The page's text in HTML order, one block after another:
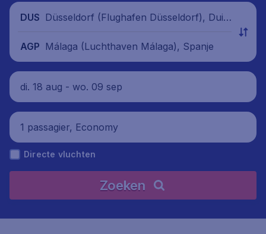
DUS Düsseldorf (Flughafen Düsseldorf), Duits
AGP Málaga (Luchthaven Málaga), Spanje
di. 18 aug - wo. 09 sep
1 passagier, Economy
Directe vluchten
Zoeken